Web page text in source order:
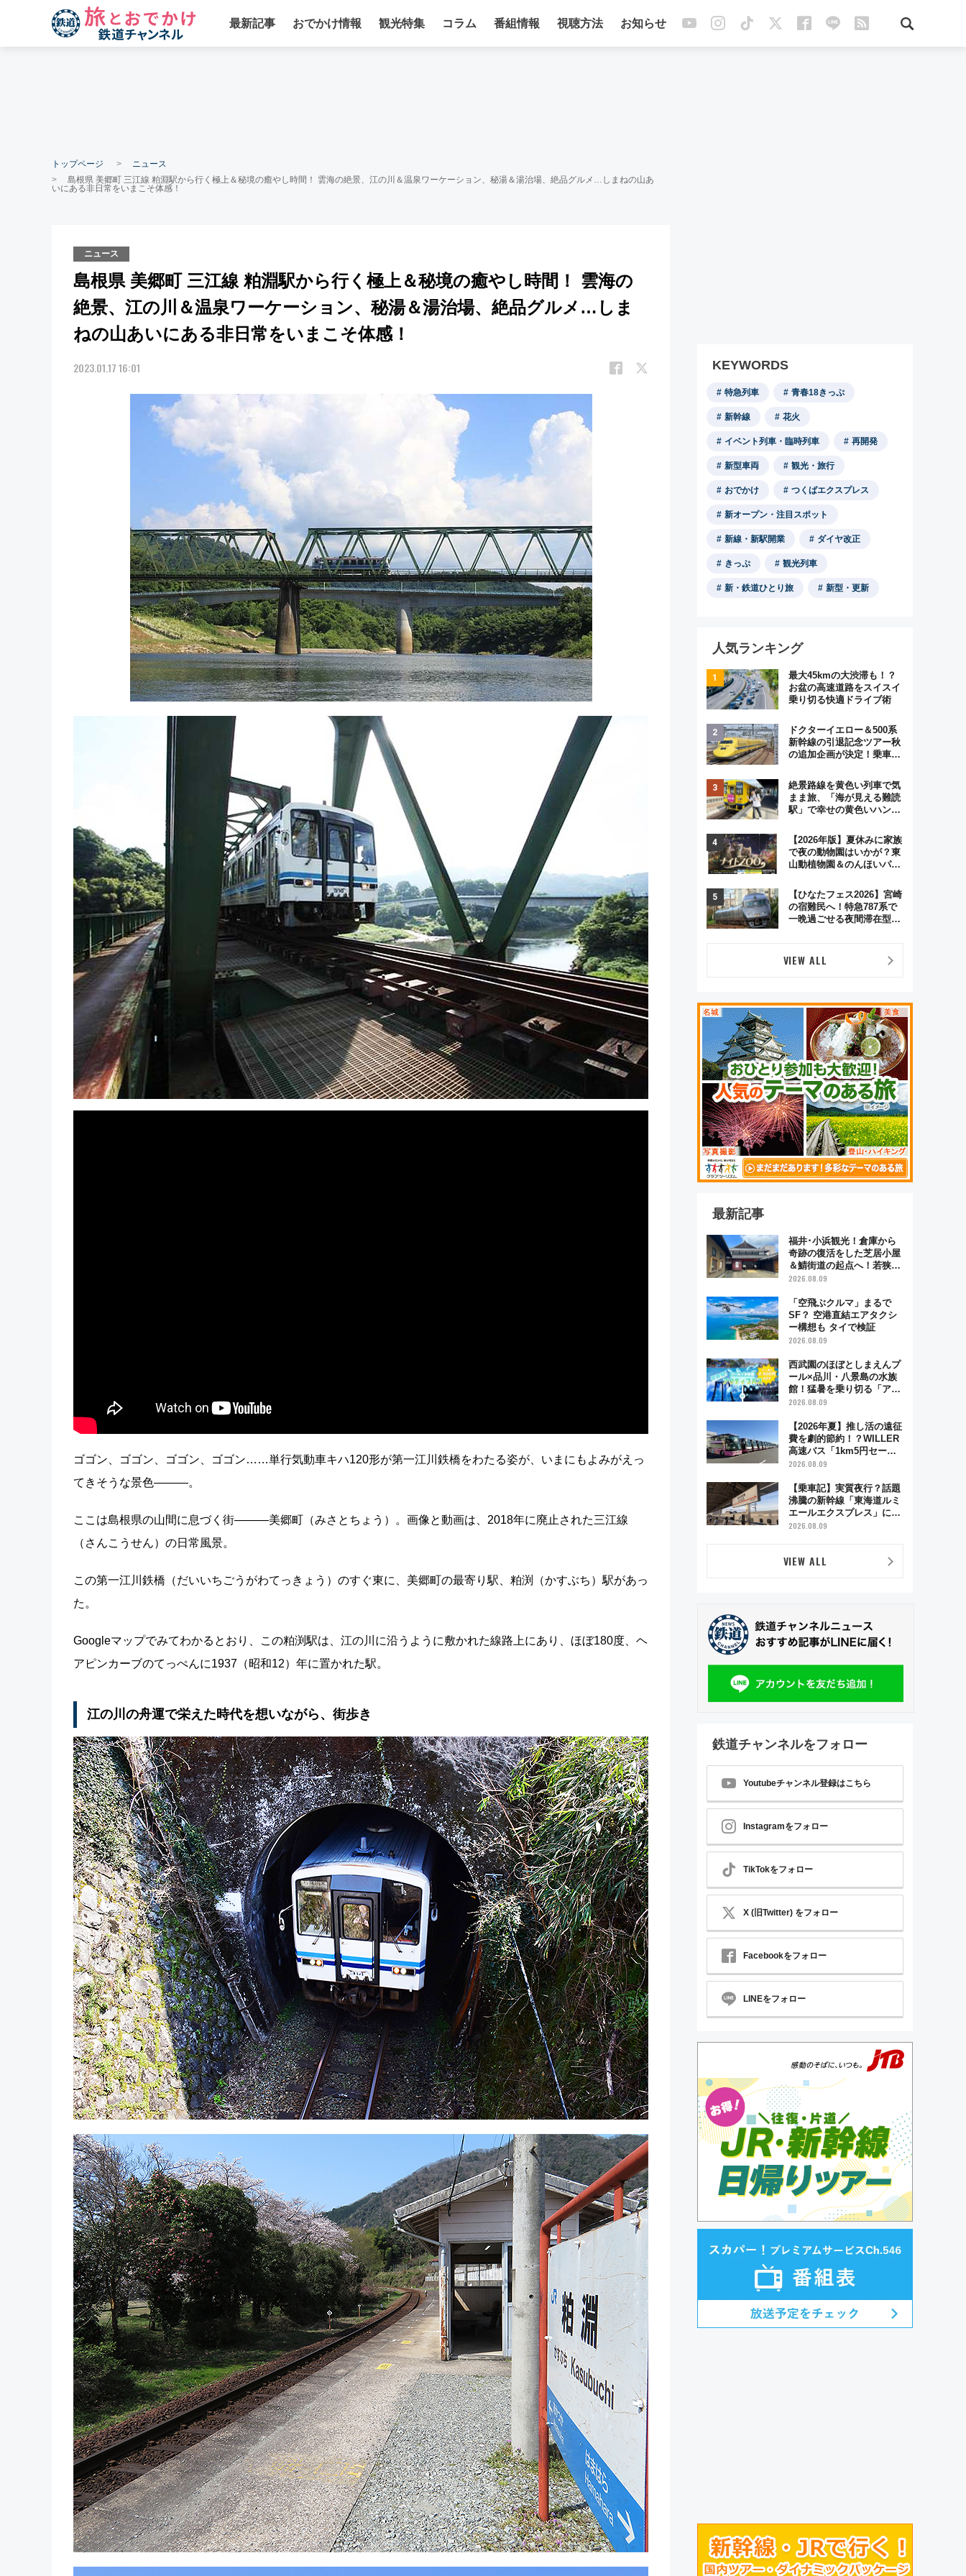
最新記事 おでかけ情報 観光特集 コラム 番組情報 視聴方法 お知らせ
トップページ
ニュース
島根県 美郷町 三江線 粕淵駅から行く極上＆秘境の癒やし時間！ 雲海の絶景、江の川＆温泉ワーケーション、秘湯＆湯治場、絶品グルメ…しまねの山あ
いにある非日常をいまこそ体感！
ニュース
島根県 美郷町 三江線 粕淵駅から行く極上＆秘境の癒やし時間！ 雲海の
絶景、江の川＆温泉ワーケーション、秘湯＆湯治場、絶品グルメ…しま
ねの山あいにある非日常をいまこそ体感！
2023.01.17 16:01
ゴゴン、ゴゴン、ゴゴン、ゴゴン……単行気動車キハ120形が第一江川鉄橋をわたる姿が、いまにもよみがえっ
てきそうな景色―――。
ここは島根県の山間に息づく街―――美郷町（みさとちょう）。画像と動画は、2018年に廃止された三江線
（さんこうせん）の日常風景。
この第一江川鉄橋（だいいちごうがわてっきょう）のすぐ東に、美郷町の最寄り駅、粕渕（かすぶち）駅があっ
た。
Googleマップでみてわかるとおり、この粕渕駅は、江の川に沿うように敷かれた線路上にあり、ほぼ180度、ヘ
アピンカーブのてっぺんに1937（昭和12）年に置かれた駅。
江の川の舟運で栄えた時代を想いながら、街歩き
KEYWORDS
特急列車 青春18きっぷ
新幹線 花火
イベント列車・臨時列車 再開発
新型車両 観光・旅行
おでかけ つくばエクスプレス
新オープン・注目スポット
新線・新駅開業 ダイヤ改正
きっぷ 観光列車
新・鉄道ひとり旅 新型・更新
人気ランキング
最大45kmの大渋滞も！？
お盆の高速道路をスイスイ
乗り切る快適ドライブ術
ドクターイエロー＆500系
新幹線の引退記念ツアー秋
の追加企画が決定！乗車体
とめ
絶景路線を黄色い列車で気
まま旅、「海が見える難読
駅」で幸せの黄色いハンカ
とり旅」279回目の舞台は
「島原鉄道」
【2026年版】夏休みに家族
で夜の動物園はいかが？東
山動植物園＆のんほいパー
【ひなたフェス2026】宮崎
の宿難民へ！特急787系で
一晩過ごせる夜間滞在型イ
VIEW ALL
最新記事
福井･小浜観光！倉庫から
奇跡の復活をした芝居小屋
＆鯖街道の起点へ！若狭小
浜お魚センターでBBQ、老
グルメ散歩
2026.08.09
「空飛ぶクルマ」まるで
SF？ 空港直結エアタクシ
ー構想も タイで検証
2026.08.09
西武園のほぼとしまえんプ
ール×品川・八景島の水族
館！猛暑を乗り切る「アク
ティブパス」で夏休みをお
2026.08.09
【2026年夏】推し活の遠征
費を劇的節約！？WILLER
高速バス「1km5円セー
ル」やワンコイン温泉の最
路線まとめ
2026.08.09
【乗車記】実質夜行？話題
沸騰の新幹線「東海道ルミ
エールエクスプレス」に乗
車してみた 東京22時発、
らし過ぎる朝
2026.08.09
VIEW ALL
鉄道チャンネルをフォロー
Youtubeチャンネル登録はこちら
Instagramをフォロー
TikTokをフォロー
X (旧Twitter) をフォロー
Facebookをフォロー
LINEをフォロー